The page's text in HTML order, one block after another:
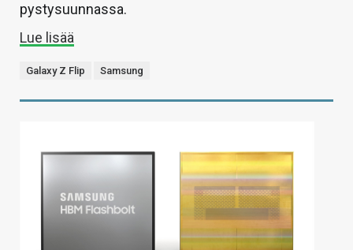
pystysuunnassa.
Lue lisää
Galaxy Z Flip Samsung